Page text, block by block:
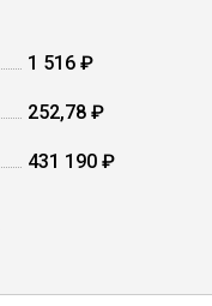
1 516 ₽
252,78 ₽
431 190 ₽